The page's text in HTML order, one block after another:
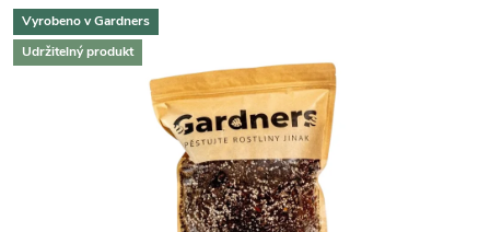
Vyrobeno v Gardners
Udržitelný produkt